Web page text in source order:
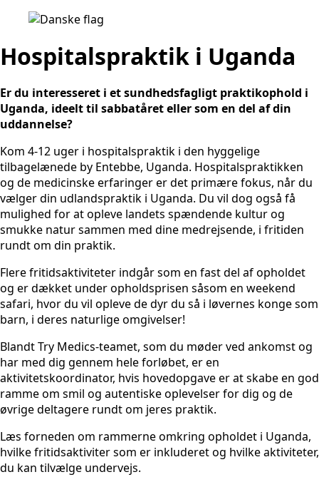
Hospitalspraktik i Uganda
Er du interesseret i et sundhedsfagligt praktikophold i
Uganda, ideelt til sabbatåret eller som en del af din
uddannelse?
Kom 4-12 uger i hospitalspraktik i den hyggelige
tilbagelænede by Entebbe, Uganda. Hospitalspraktikken
og de medicinske erfaringer er det primære fokus, når du
vælger din udlandspraktik i Uganda. Du vil dog også få
mulighed for at opleve landets spændende kultur og
smukke natur sammen med dine medrejsende, i fritiden
rundt om din praktik.
Flere fritidsaktiviteter indgår som en fast del af opholdet
og er dækket under opholdsprisen såsom en weekend
safari, hvor du vil opleve de dyr du så i løvernes konge som
barn, i deres naturlige omgivelser!
Blandt Try Medics-teamet, som du møder ved ankomst og
har med dig gennem hele forløbet, er en
aktivitetskoordinator, hvis hovedopgave er at skabe en god
ramme om smil og autentiske oplevelser for dig og de
øvrige deltagere rundt om jeres praktik.
Læs forneden om rammerne omkring opholdet i Uganda,
hvilke fritidsaktiviter som er inkluderet og hvilke aktiviteter,
du kan tilvælge undervejs.